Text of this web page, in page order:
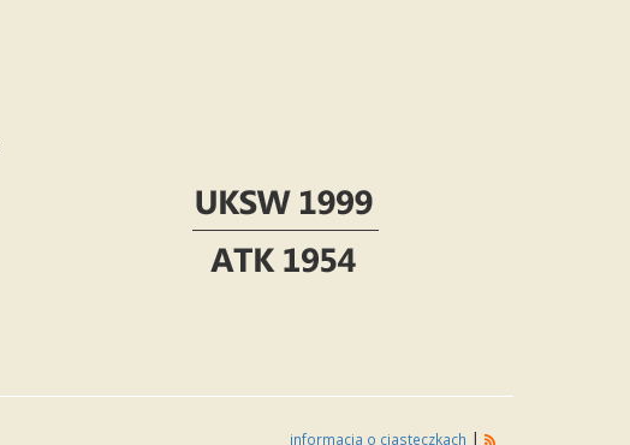
informacja o ciasteczkach |